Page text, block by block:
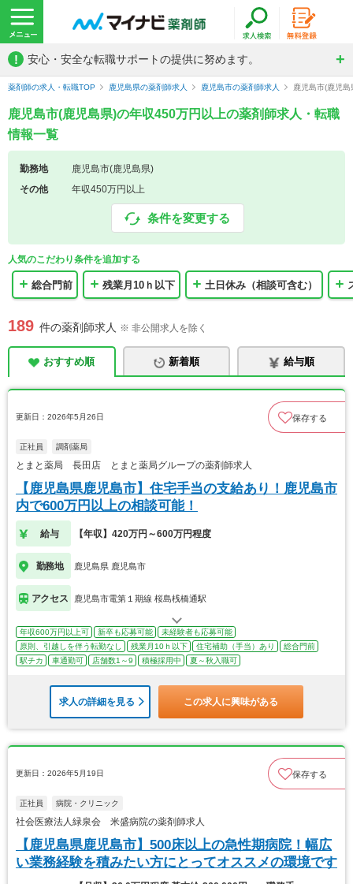
! 安心・安全な転職サポートの提供に努めます。
薬剤師の求人・転職TOP 鹿児島県の薬剤師求人 鹿児島市の薬剤師求人 鹿児島市(鹿児
鹿児島市(鹿児島県)の年収450万円以上の薬剤師求人・転職
情報一覧
勤務地
鹿児島市(鹿児島県)
その他
年収450万円以上
条件を変更する
人気のこだわり条件を追加する
総合門前 残業月10ｈ以下 土日休み（相談可含む）
189 件の薬剤師求人 ※ 非公開求人を除く
おすすめ順 新着順 給与順
更新日：2026年5月26日 保存する
正社員 調剤薬局
とまと薬局 長田店 とまと薬局グループの薬剤師求人
【鹿児島県鹿児島市】住宅手当の支給あり！鹿児島市
内で600万円以上の相談可能！
給与 【年収】420万円～600万円程度
勤務地 鹿児島県 鹿児島市
アクセス 鹿児島市電第１期線 桜島桟橋通駅
年収600万円以上可 新卒も応募可能
未経験者も応募可能
原則、引越しを伴う転勤なし
残業月10ｈ以下 住宅補助（手当）あり
総合門前
駅チカ
車通勤可 店舗数1～9 積極採用中 夏～秋入職可
求人の詳細を見る この求人に興味がある
更新日：2026年5月19日 保存する
正社員 病院・クリニック
社会医療法人緑泉会 米盛病院の薬剤師求人
【鹿児島県鹿児島市】500床以上の急性期病院！幅広
い業務経験を積みたい方にとってオススメの環境です